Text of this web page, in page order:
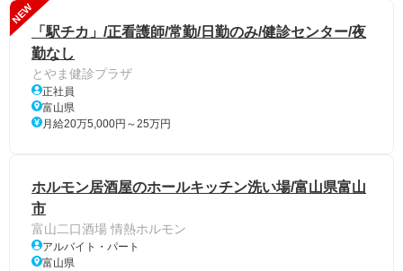
NEW
「駅チカ」/正看護師/常勤/日勤のみ/健診センター/夜
勤なし
とやま健診プラザ
正社員
富山県
月給20万5,000円～25万円
ホルモン居酒屋のホールキッチン洗い場/富山県富山
市
富山二口酒場 情熱ホルモン
アルバイト・パート
富山県